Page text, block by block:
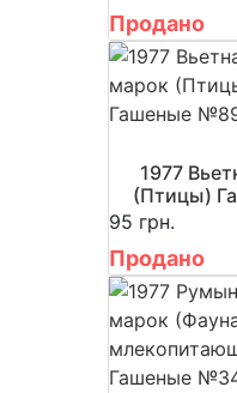
Продано
1977
(Птицы)
95 грн.
Продано